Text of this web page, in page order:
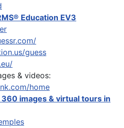
Education EV3
guess
& videos:
home
images & virtual tours in